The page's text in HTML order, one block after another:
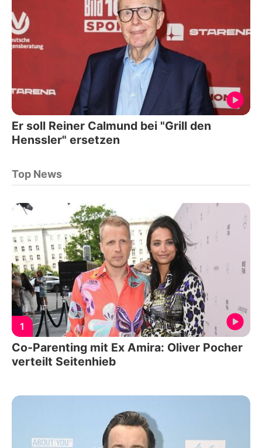
Er soll Reiner Calmund bei "Grill den
Henssler" ersetzen
Top News
1
Co-Parenting mit Ex Amira: Oliver Pocher
verteilt Seitenhieb